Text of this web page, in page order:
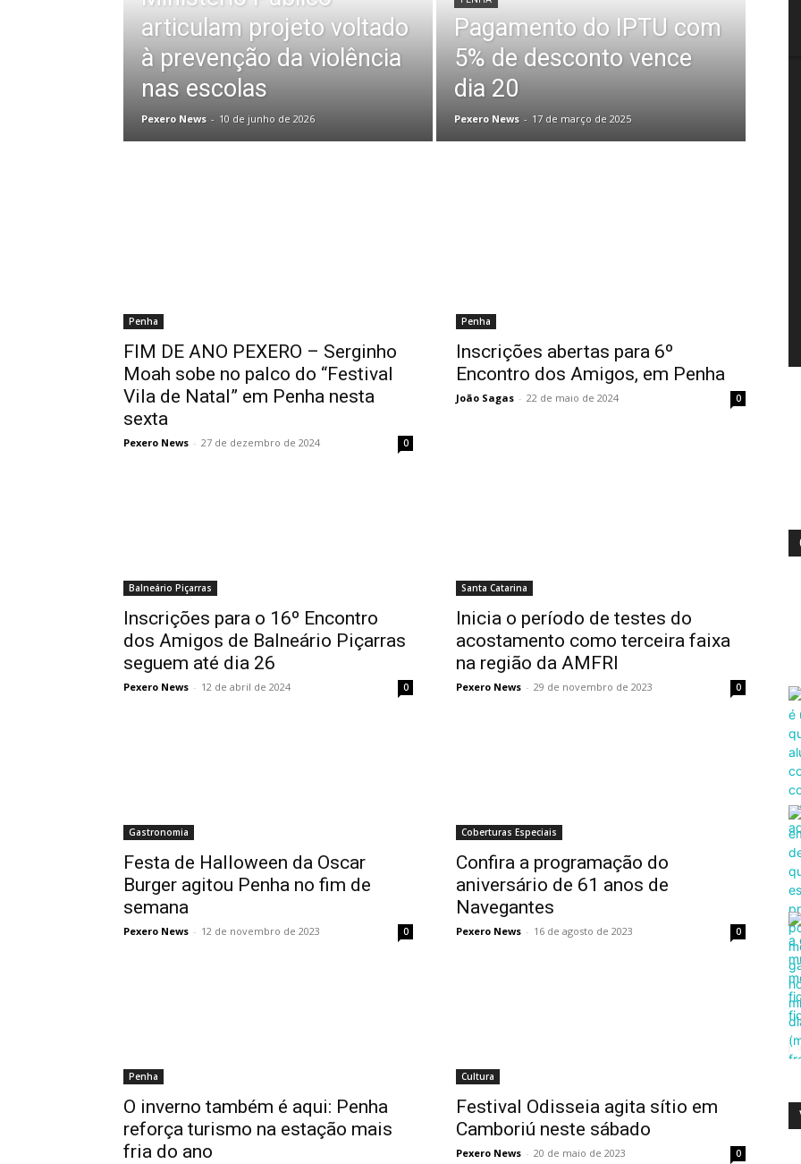
articulam projeto voltado
à prevenção da violência
nas escolas
Pexero News - 10 de junho de 2026
Pagamento do IPTU com
5% de desconto vence
dia 20
Pexero News - 17 de março de 2025
Penha
FIM DE ANO PEXERO – Serginho
Moah sobe no palco do “Festival
Vila de Natal” em Penha nesta
sexta
Pexero News - 27 de dezembro de 2024 0
Penha
Inscrições abertas para 6º
Encontro dos Amigos, em Penha
João Sagas - 22 de maio de 2024 0
Balneário Piçarras
Inscrições para o 16º Encontro
dos Amigos de Balneário Piçarras
seguem até dia 26
Pexero News - 12 de abril de 2024 0
Santa Catarina
Inicia o período de testes do
acostamento como terceira faixa
na região da AMFRI
Pexero News - 29 de novembro de 2023 0
Gastronomia
Festa de Halloween da Oscar
Burger agitou Penha no fim de
semana
Pexero News - 12 de novembro de 2023 0
Coberturas Especiais
Confira a programação do
aniversário de 61 anos de
Navegantes
Pexero News - 16 de agosto de 2023 0
Penha
O inverno também é aqui: Penha
reforça turismo na estação mais
fria do ano
Cultura
Festival Odisseia agita sítio em
Camboriú neste sábado
Pexero News - 20 de maio de 2023 0